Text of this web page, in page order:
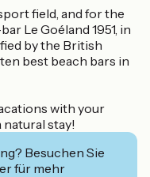
field, and for the
Le Goéland 1951, in
by the British
best beach bars in
with your
natural stay!
Besuchen Sie
für mehr